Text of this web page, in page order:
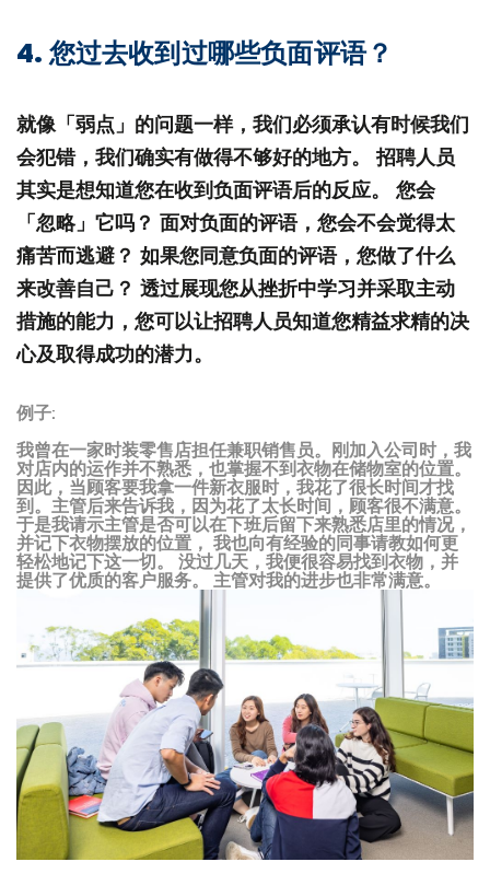
4. 您过去收到过哪些负面评语？
就像「弱点」的问题一样，我们必须承认有时候我们
会犯错，我们确实有做得不够好的地方。 招聘人员
其实是想知道您在收到负面评语后的反应。 您会
「忽略」它吗？ 面对负面的评语，您会不会觉得太
痛苦而逃避？ 如果您同意负面的评语，您做了什么
来改善自己？ 透过展现您从挫折中学习并采取主动
措施的能力，您可以让招聘人员知道您精益求精的决
心及取得成功的潜力。
例子:
我曾在一家时装零售店担任兼职销售员。刚加入公司时，我
对店内的运作并不熟悉，也掌握不到衣物在储物室的位置。
因此，当顾客要我拿一件新衣服时，我花了很长时间才找
到。主管后来告诉我，因为花了太长时间，顾客很不满意。
于是我请示主管是否可以在下班后留下来熟悉店里的情况，
并记下衣物摆放的位置， 我也向有经验的同事请教如何更
轻松地记下这一切。 没过几天，我便很容易找到衣物，并
提供了优质的客户服务。 主管对我的进步也非常满意。